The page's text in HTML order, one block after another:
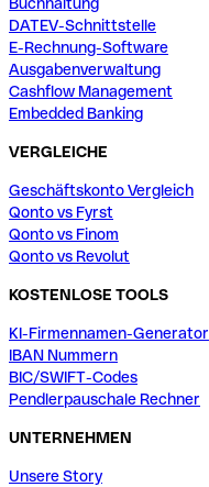
DATEV-Schnittstelle
E-Rechnung-Software
Ausgabenverwaltung
Cashflow Management
Embedded Banking
VERGLEICHE
Geschäftskonto Vergleich
Qonto vs Fyrst
Qonto vs Finom
Qonto vs Revolut
KOSTENLOSE TOOLS
KI-Firmennamen-Generator
IBAN Nummern
BIC/SWIFT-Codes
Pendlerpauschale Rechner
UNTERNEHMEN
Unsere Story